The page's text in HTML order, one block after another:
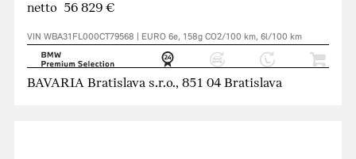
netto 56 829 €
VIN WBA31FL000CT79568 | EURO 6e, 158g CO2/100 km, 6l/100 km
BAVARIA Bratislava s.r.o., 851 04 Bratislava